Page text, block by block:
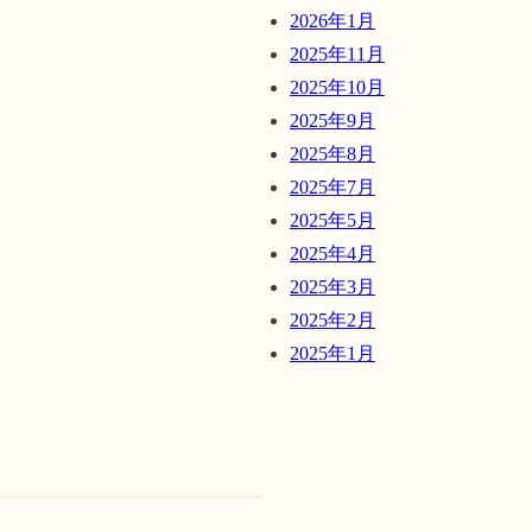
2026年1月
2025年11月
2025年10月
2025年9月
2025年8月
2025年7月
2025年5月
2025年4月
2025年3月
2025年2月
2025年1月